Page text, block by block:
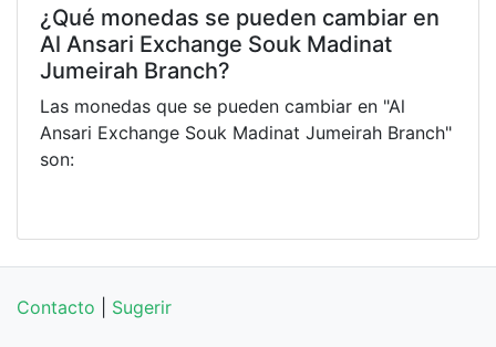
¿Qué monedas se pueden cambiar en
Al Ansari Exchange Souk Madinat
Jumeirah Branch?
Las monedas que se pueden cambiar en "Al
Ansari Exchange Souk Madinat Jumeirah Branch"
son:
Contacto Sugerir